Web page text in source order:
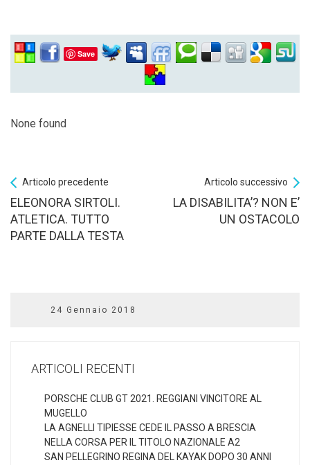
Save
None found
Articolo precedente
ELEONORA SIRTOLI.
ATLETICA. TUTTO
PARTE DALLA TESTA
Articolo successivo
LA DISABILITA’? NON E’
UN OSTACOLO
24 Gennaio 2018
ARTICOLI RECENTI
PORSCHE CLUB GT 2021. REGGIANI VINCITORE AL
MUGELLO
LA AGNELLI TIPIESSE CEDE IL PASSO A BRESCIA
NELLA CORSA PER IL TITOLO NAZIONALE A2
SAN PELLEGRINO REGINA DEL KAYAK DOPO 30 ANNI